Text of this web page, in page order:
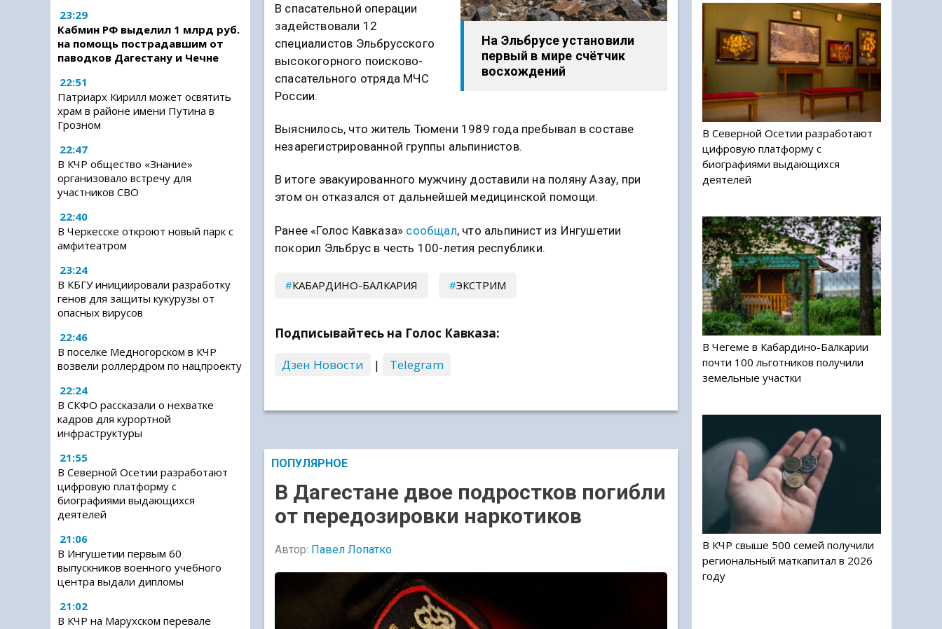
23:29
Кабмин РФ выделил 1 млрд руб.
на помощь пострадавшим от
паводков Дагестану и Чечне
22:51
Патриарх Кирилл может освятить
храм в районе имени Путина в
Грозном
22:47
В КЧР общество «Знание»
организовало встречу для
участников СВО
22:40
В Черкесске откроют новый парк с
амфитеатром
23:24
В КБГУ инициировали разработку
генов для защиты кукурузы от
опасных вирусов
22:46
В поселке Медногорском в КЧР
возвели роллердром по нацпроекту
22:24
В СКФО рассказали о нехватке
кадров для курортной
инфраструктуры
21:55
В Северной Осетии разработают
цифровую платформу с
биографиями выдающихся
деятелей
21:06
В Ингушетии первым 60
выпускников военного учебного
центра выдали дипломы
21:02
В КЧР на Марухском перевале
На Эльбрусе установили
первый в мире счётчик
восхождений
В спасательной операции
задействовали 12
специалистов Эльбрусского
высокогорного поисково-
спасательного отряда МЧС
России.
Выяснилось, что житель Тюмени 1989 года пребывал в составе
незарегистрированной группы альпинистов.
В итоге эвакуированного мужчину доставили на поляну Азау, при
этом он отказался от дальнейшей медицинской помощи.
Ранее «Голос Кавказа» сообщал, что альпинист из Ингушетии
покорил Эльбрус в честь 100-летия республики.
КАБАРДИНО-БАЛКАРИЯ ЭКСТРИМ
Подписывайтесь на Голос Кавказа:
Дзен Новости
| Telegram
ПОПУЛЯРНОЕ
В Дагестане двое подростков погибли
от передозировки наркотиков
Автор: Павел Лопатко
В Северной Осетии разработают
цифровую платформу с
биографиями выдающихся
деятелей
В Чегеме в Кабардино-Балкарии
почти 100 льготников получили
земельные участки
В КЧР свыше 500 семей получили
региональный маткапитал в 2026
году